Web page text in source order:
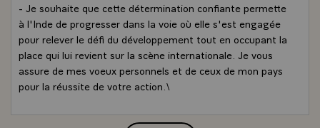
- Je souhaite que cette détermination confiante permette
à l'Inde de progresser dans la voie où elle s'est engagée
pour relever le défi du développement tout en occupant la
place qui lui revient sur la scène internationale. Je vous
assure de mes voeux personnels et de ceux de mon pays
pour la réussite de votre action.\